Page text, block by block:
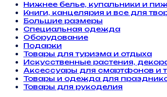
Нижнее белье, купальники и
Книги, канцелярия и все для
Большие размеры
Специальная одежда
Оборудование
Подарки
Товары для туризма и отдыха
Искусственные растения,
Аксессуары для смартфонов и
Товары и одежда для
Товары для рукоделия